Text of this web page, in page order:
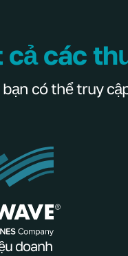
cả các
bạn có thể truy
doanh